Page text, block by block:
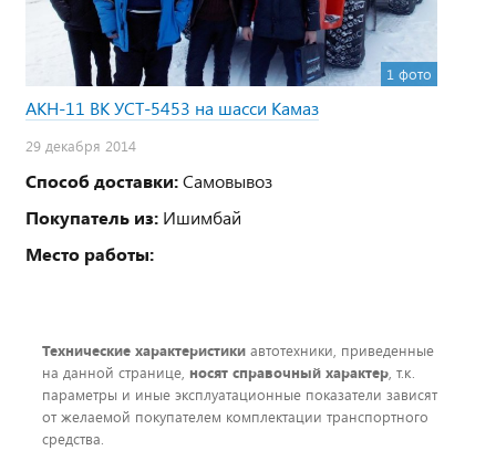
1 фото
АКН-11 ВК УСТ-5453 на шасси Камаз
29 декабря 2014
Способ доставки:Самовывоз
Покупатель из: Ишимбай
Место работы:
Технические характеристики автотехники, приведенные
на данной странице, носят справочный характер, т.к.
параметры и иные эксплуатационные показатели зависят
от желаемой покупателем комплектации транспортного
средства.